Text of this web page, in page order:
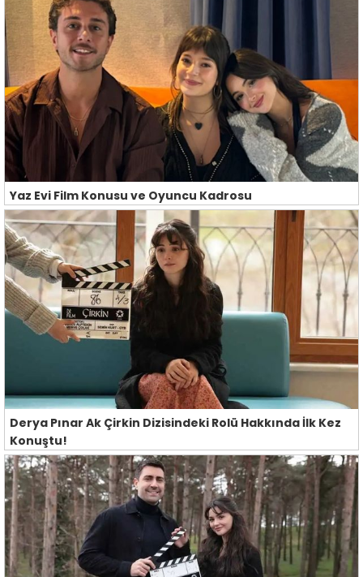
Yaz Evi Film Konusu ve Oyuncu Kadrosu
Derya Pınar Ak Çirkin Dizisindeki Rolü Hakkında İlk Kez
Konuştu!